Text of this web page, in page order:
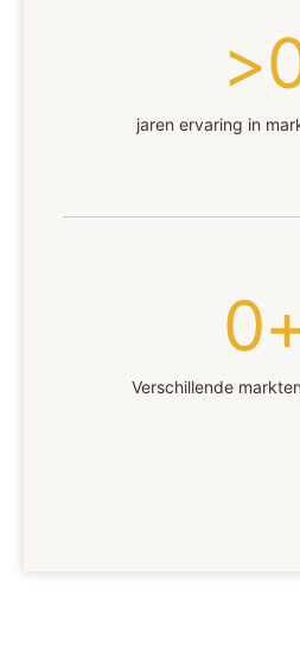
jaren ervaring in
>
Verschillende
0